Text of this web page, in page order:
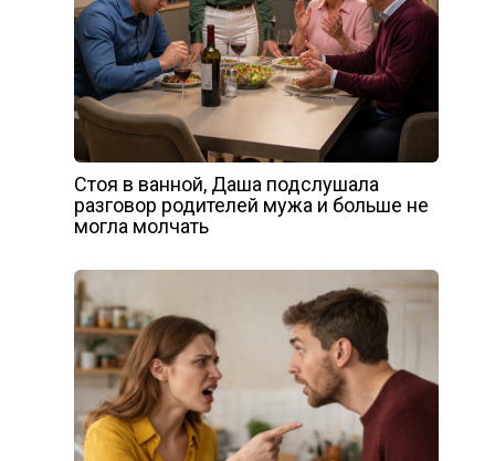
Стоя в ванной, Даша подслушала
разговор родителей мужа и больше не
могла молчать